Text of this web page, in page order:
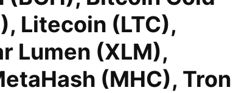
Litecoin (LTC),
Lumen (XLM),
(MHC), Tron